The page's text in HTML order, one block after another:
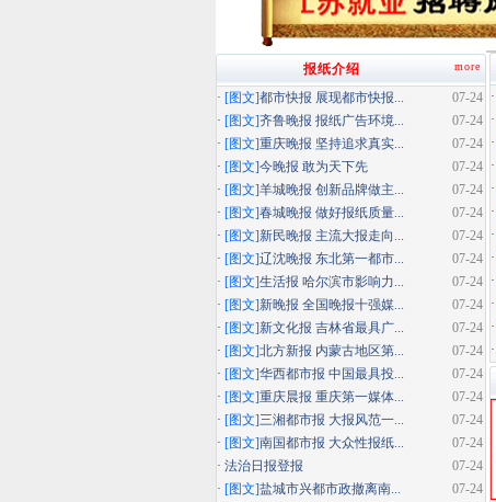
·
·
·
·
·
·
·
·
·
·
·
·
more
报纸介绍
07-24
· [图文]都市快报 展现都市快报...
07-24
· [图文]齐鲁晚报 报纸广告环境...
07-24
· [图文]重庆晚报 坚持追求真实...
07-24
· [图文]今晚报 敢为天下先
07-24
· [图文]羊城晚报 创新品牌做主...
07-24
· [图文]春城晚报 做好报纸质量...
07-24
· [图文]新民晚报 主流大报走向...
07-24
· [图文]辽沈晚报 东北第一都市...
07-24
· [图文]生活报 哈尔滨市影响力...
07-24
· [图文]新晚报 全国晚报十强媒...
07-24
· [图文]新文化报 吉林省最具广...
07-24
· [图文]北方新报 内蒙古地区第...
07-24
· [图文]华西都市报 中国最具投...
07-24
· [图文]重庆晨报 重庆第一媒体...
07-24
· [图文]三湘都市报 大报风范一...
07-24
· [图文]南国都市报 大众性报纸...
07-24
· 法治日报登报
07-24
· [图文]盐城市兴都市政撤离南...